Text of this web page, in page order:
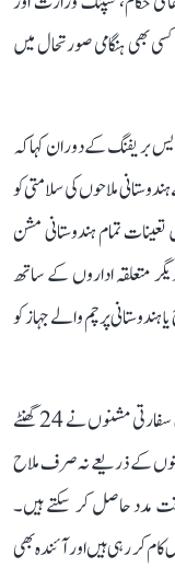
بھی ہنگامی صورتحال میں
بریفنگ کے دوران کہا کہ
ملاحوں کی سلامتی کو
تعینات تمام ہندوستانی مشن
متعلقہ اداروں کے ساتھ
ہندوستانی پرچم والے جہاز کو
رندھیر جیسوال نے بتایا کہ بیرونِ ملک موجود ہندوستانی سفارتی مشنوں نے 24 گھنٹے
کے ذریعے نہ صرف ملاح
مدد حاصل کر سکتے ہیں۔
کر رہی ہیں اور آئندہ بھی